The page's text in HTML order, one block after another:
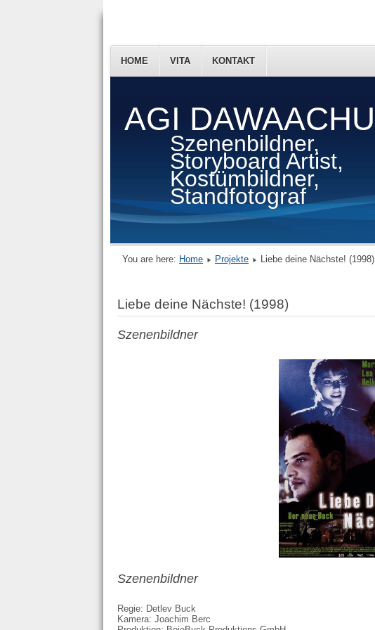
AGI DAWAACHU
Szenenbildner,
Storyboard Artist,
Kostümbildner,
Standfotograf
HOME VITA KONTAKT
You are here: Home Projekte Liebe deine Nächste! (1998)
Liebe deine Nächste! (1998)
Szenenbildner
Szenenbildner
Regie: Detlev Buck
Kamera: Joachim Berc